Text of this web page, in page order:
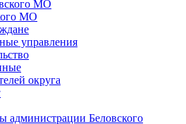
МО
МО
управления
округа
администрации Беловского